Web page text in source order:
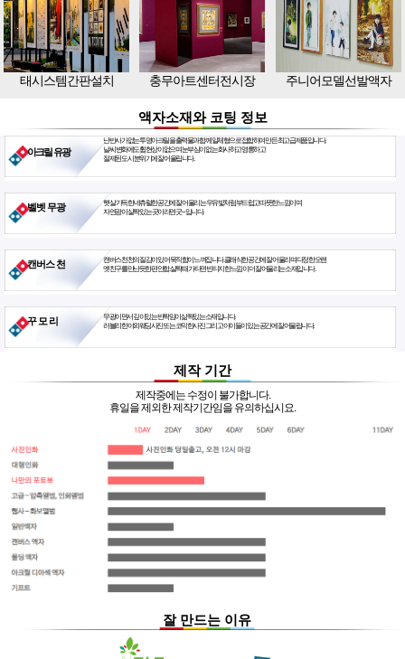
태시스템간판설치 충무아트센터전시장 주니어모델선발액자
액자소재와 코팅 정보
아크릴 유광
난반사가 없는 투명아크릴을 출력물과 함께 일체형으로 접합하여 만든 최고급 제품입니다.
날씨 변화에도 휨현상이 없으며 눈부심이 없는 화사하고 영롱하고
절제된 도시 분위기에 잘 어울립니다.
벨벳 무광
햇살 가득한 네츄럴한 공간에 잘 어울리는 우유빛처럼 부드럽고 따뜻한 느낌이며
자연광이 살짝 있는 곳이라면 굿~ 입니다.
캔버스 천
캔버스천 천의 질감이 있어 묵직함이 느껴집니다. 클래식한 공간에 잘 어울리며 다정한 오랜
옛친구를 만난듯한 편안함. 살짝 때가 타면 빈티지한 느낌이 더 잘 어울리는 소재입니다.
꾸 모 리
무광이면서 깊이있는 반짝임이 삶짝있는 소재입니다.
러블리한 야외웨딩사진 또는 코믹한사진 그리고 아이들이 있는 공간에 잘 어울립니다.
제작 기간
제작중에는 수정이 불가합니다.
휴일을 제외한 제작기간임을 유의하십시요.
잘 만드는 이유